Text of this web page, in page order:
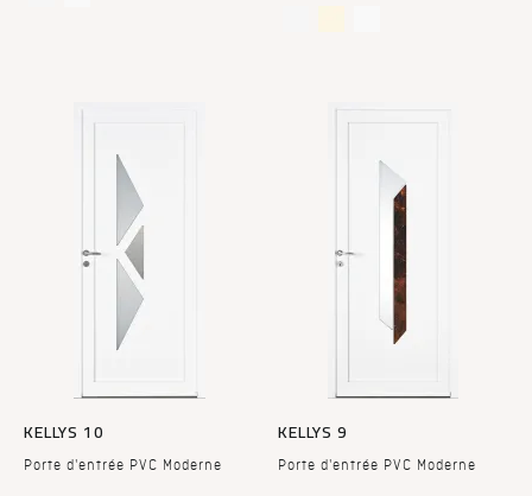
KELLYS 10
Porte d'entrée PVC Moderne
KELLYS 9
Porte d'entrée PVC Moderne